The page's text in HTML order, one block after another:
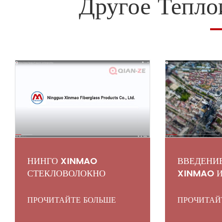
НИНГО XINMAO
СТЕКЛОВОЛОКНО
ВИДЕО КОМПАНИИ
ПРОЧИТАЙТЕ БОЛЬШЕ
XINMAO